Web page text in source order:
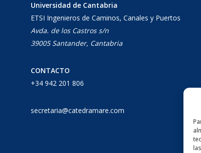
Universidad de Cantabria
ETSI Ingenieros de Caminos, Canales y Puertos
Avda. de los Castros s/n
39005 Santander, Cantabria
CONTACTO
+34 942 201 806
secretaria@catedramare.com